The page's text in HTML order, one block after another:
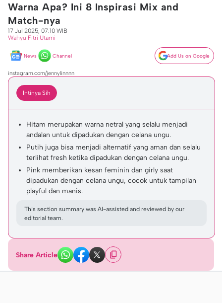
Warna Apa? Ini 8 Inspirasi Mix and
Match-nya
17 Jul 2025, 07:10 WIB
Wahyu Fitri Utami
News Channel Add Us on Google
instagram.com/jennylinnnn
Intinya Sih
Hitam merupakan warna netral yang selalu menjadi
andalan untuk dipadukan dengan celana ungu.
Putih juga bisa menjadi alternatif yang aman dan selalu
terlihat fresh ketika dipadukan dengan celana ungu.
Pink memberikan kesan feminin dan girly saat
dipadukan dengan celana ungu, cocok untuk tampilan
playful dan manis.
This section summary was AI-assisted and reviewed by our
editorial team.
Share Article